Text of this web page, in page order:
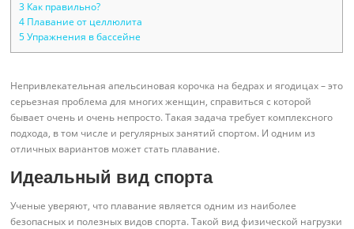
3 Как правильно?
4 Плавание от целлюлита
5 Упражнения в бассейне
Непривлекательная апельсиновая корочка на бедрах и ягодицах – это
серьезная проблема для многих женщин, справиться с которой
бывает очень и очень непросто. Такая задача требует комплексного
подхода, в том числе и регулярных занятий спортом. И одним из
отличных вариантов может стать плавание.
Идеальный вид спорта
Ученые уверяют, что плавание является одним из наиболее
безопасных и полезных видов спорта. Такой вид физической нагрузки